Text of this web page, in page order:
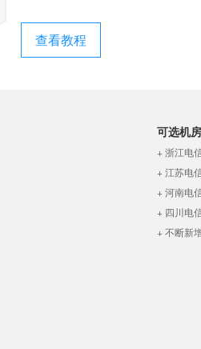
查看教程
可选机房
+ 浙江电
+ 江苏电
+ 河南电
+ 四川电
+ 不断新